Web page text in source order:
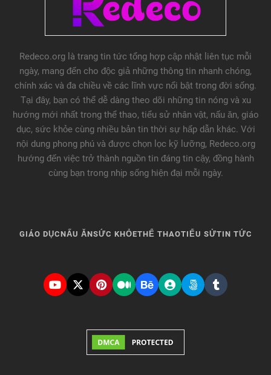
Redeco.org là trang tin tức tổng hợp cập nhật liên tục mỗi
ngày, mang đến cho độc giả những thông tin nhanh chóng,
chính xác và đa chiều về các lĩnh vực nổi bật trong đời sống.
Tại đây, bạn có thể dễ dàng theo dõi những tin nóng và xu
hướng mới nhất trong thể thao, tiểu sử nhân vật, nấu ăn, giáo
dục, sức khỏe cùng nhiều bản tin thời sự hấp dẫn khác. Với
nội dung phong phú và được chọn lọc kỹ lưỡng, Redeco.org
hướng đến việc trở thành nguồn tin đáng tin cậy, đồng hành
cùng bạn trong nhịp sống hiện đại mỗi ngày.
GIÁO DỤCNẤU ĂNSỨC KHỎETHỂ THAOTIỂU SỬTIN TỨC